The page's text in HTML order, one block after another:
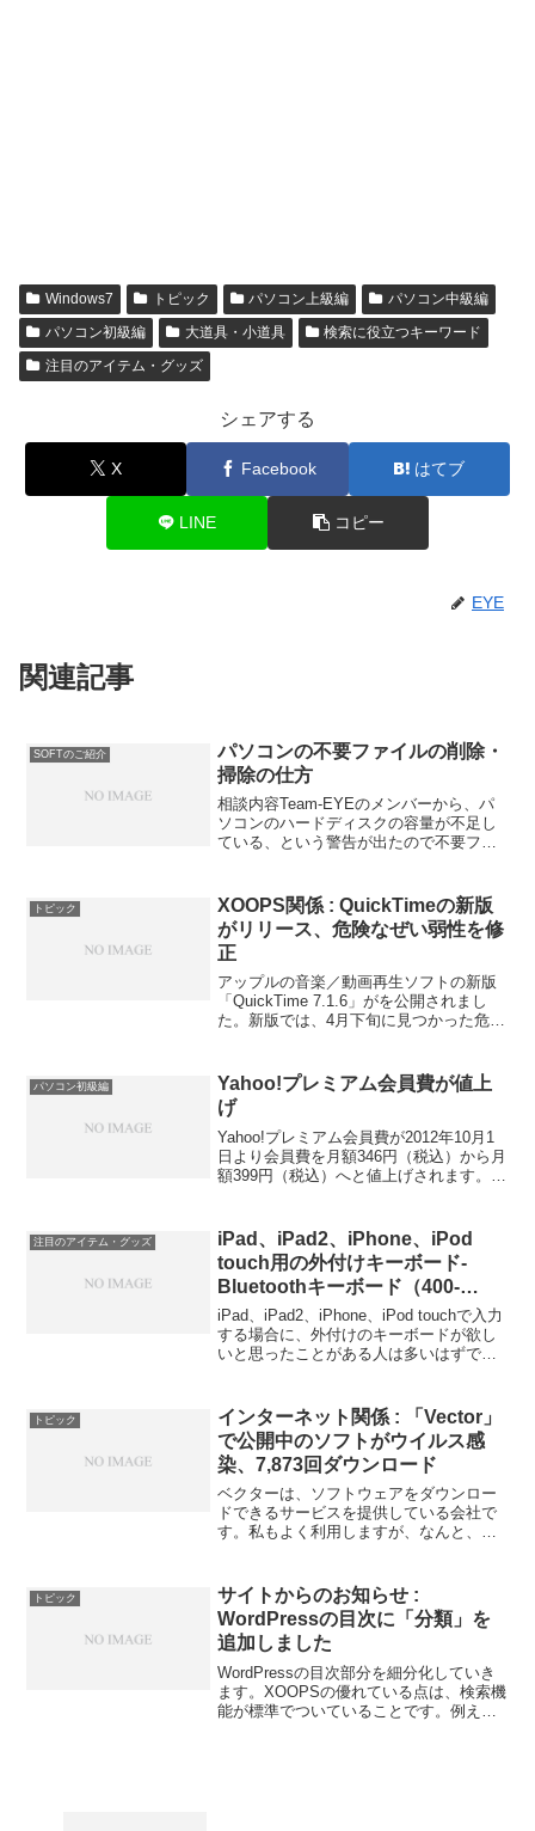
Windows7 トピック パソコン上級編
パソコン中級編
パソコン初級編
大道具・小道具
検索に役立つキーワード
注目のアイテム・グッズ
シェアする
X Facebook はてブ
LINE コピー
EYE
関連記事
SOFTのご紹介
パソコンの不要ファイルの削除・
掃除の仕方
相談内容Team-EYEのメンバーから、パ
ソコンのハードディスクの容量が不足し
ている、という警告が出たので不要ファ
相談を受けました。そこで、私が使って
いるソフトを紹介して...
トピック
XOOPS関係 : QuickTimeの新版
がリリース、危険なぜい弱性を修
正
アップルの音楽／動画再生ソフトの新版
「QuickTime 7.1.6」がを公開されまし
た。新版では、4月下旬に見つかった危険
X版とWindows版の両方をリリー...
パソコン初級編
Yahoo!プレミアム会員費が値上
げ
Yahoo!プレミアム会員費が2012年10月1
日より会員費を月額346円（税込）から月
額399円（税込）へと値上げされます。こ
注目のアイテム・グッズ
iPad、iPad2、iPhone、iPod
touch用の外付けキーボード-
Bluetoothキーボード（400-
SKB024）
iPad、iPad2、iPhone、iPod touchで入力
する場合に、外付けのキーボードが欲し
いと思ったことがある人は多いはずで
無料】【サンワサプラ...
トピック
インターネット関係 : 「Vector」
で公開中のソフトがウイルス感
染、7,873回ダウンロード
ベクターは、ソフトウェアをダウンロー
ドできるサービスを提供している会社で
す。私もよく利用しますが、なんと、フ
染したソフトウェアがダウンロード可能
な状態になっていたそうで...
トピック
サイトからのお知らせ :
WordPressの目次に「分類」を
追加しました
WordPressの目次部分を細分化していき
ます。XOOPSの優れている点は、検索機
能が標準でついていることです。例え